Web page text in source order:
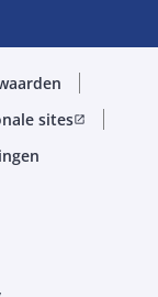
sitesopen_in_new